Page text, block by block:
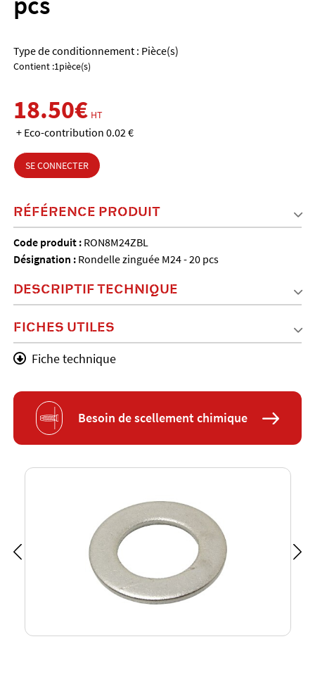
Type de conditionnement : Pièce(s)
Contient :1pièce(s)
18.50€ HT
+ Eco-contribution 0.02 €
SE CONNECTER
RÉFÉRENCE PRODUIT
Code produit : RON8M24ZBL
Désignation : Rondelle zinguée M24 - 20 pcs
DESCRIPTIF TECHNIQUE
FICHES UTILES
Fiche technique
Besoin de scellement chimique